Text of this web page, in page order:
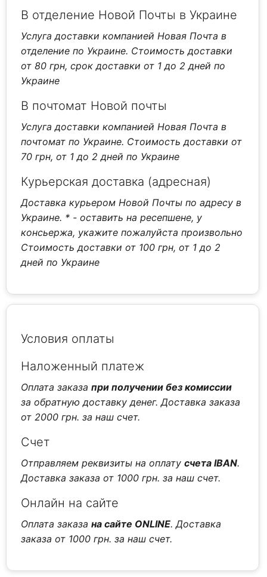
В отделение Новой Почты в Украине
Услуга доставки компанией Новая Почта в
отделение по Украине. Стоимость доставки
от 80 грн, срок доставки от 1 до 2 дней по
Украине
В почтомат Новой почты
Услуга доставки компанией Новая Почта в
почтомат по Украине. Стоимость доставки от
70 грн, от 1 до 2 дней по Украине
Курьерская доставка (адресная)
Доставка курьером Новой Почты по адресу в
Украине. * - оставить на ресепшене, у
консьержа, укажите пожалуйста произвольно
Стоимость доставки от 100 грн, от 1 до 2
дней по Украине
Условия оплаты
Наложенный платеж
Оплата заказапри получении без комиссии
за обратную доставку денег. Доставка заказа
от 2000 грн. за наш счет.
Счет
Отправляем реквизиты на оплатусчета IBAN.
Доставка заказа от 1000 грн. за наш счет.
Онлайн на сайте
Оплата заказана сайте ONLINE. Доставка
заказа от 1000 грн. за наш счет.